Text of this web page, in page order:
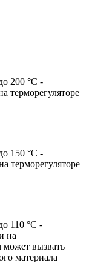
200 °C -
терморегуляторе
150 °C -
терморегуляторе
110 °C -
на
может вызвать
материала